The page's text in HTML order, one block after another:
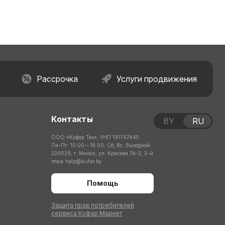
Рассрочка Услуги продвижения
Контакты
ООО «Куфар Тех», УНП 191767445
Пн-Пт: 10:00 – 18:00; Сб, Вс: Выходной
220029, г. Минск, ул. Красная 7А-2, 3-й
этаж help@kufar.by
Помощь
Защита прав потребителей
сервиса Куфар Маркет
BY RU